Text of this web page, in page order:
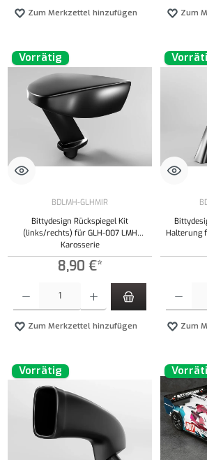
Zum Merkzettel hinzufügen Zum
Vorrätig
BDLMH-GLHMIR
Bittydesign Rückspiegel Kit
(links/rechts) für GLH-007 LMH
Karosserie
8,90 €*
Zum Merkzettel hinzufügen
Halterung
Zum
Vorrätig